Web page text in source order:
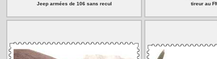
Jeep armées de 106 sans recul
tireur au